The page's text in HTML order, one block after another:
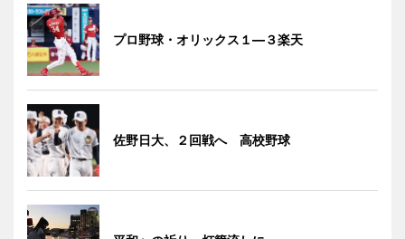
プロ野球・オリックス１―３楽天
佐野日大、２回戦へ 高校野球